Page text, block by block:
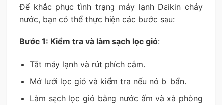
Để khắc phục tình trạng máy lạnh Daikin chảy
nước, bạn có thể thực hiện các bước sau:
Bước 1: Kiểm tra và làm sạch lọc gió:
Tắt máy lạnh và rút phích cắm.
Mở lưới lọc gió và kiểm tra nếu nó bị bẩn.
Làm sạch lọc gió bằng nước ấm và xà phòng